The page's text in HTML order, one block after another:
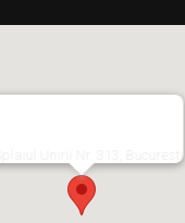
Splaiul Unirii Nr. 313, Bucuresti